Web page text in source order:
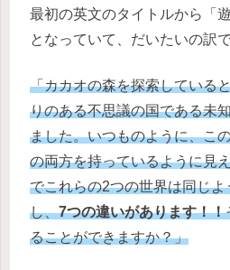
最初の英文のタイトルから「
となっていて、だいたいの訳
「カカオの森を探索している
りのある不思議の国である未
ました。いつものように、こ
の両方を持っているように見
でこれらの2つの世界は同じ
し、7つの違いがあります！！
ることができますか？」